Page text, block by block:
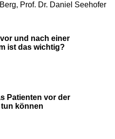
Prof. Dr. Daniel Seehofer
und nach einer
ist das wichtig?
Patienten vor der
können